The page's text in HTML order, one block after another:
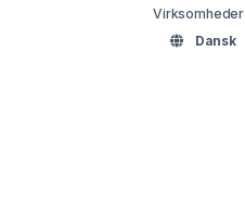
Virksomheder
Dansk